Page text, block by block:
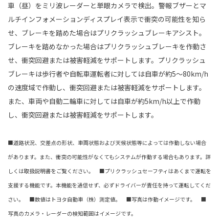
車（昼）をミリ波レーダーと単眼カメラで検出。警報ブザーとマ
ルチインフォメーションディスプレイ表示で衝突の可能性を知ら
せ、ブレーキを踏めた場合はプリクラッシュブレーキアシスト。
ブレーキを踏めなかった場合はプリクラッシュブレーキを作動さ
せ、衝突回避または被害軽減をサポートします。プリクラッシュ
ブレーキは歩行者や自転車運転者に対しては自車が約5〜80km/h
の速度域で作動し、衝突回避または被害軽減をサポートします。
また、車両や自動二輪車に対しては自車が約5km/h以上で作動
し、衝突回避または被害軽減をサポートします。
■道路状況、交差点の形状、車両状態および天候状態等によっては作動しない場合
があります。また、衝突の可能性がなくてもシステムが作動する場合もあります。詳
しくは取扱説明書をご覧ください。 ■プリクラッシュセーフティはあくまで運転を
支援する機能です。本機能を過信せず、必ずドライバーが責任を持って運転してくだ
さい。 ■数値はトヨタ自動車（株）測定値。 ■写真は作動イメージです。 ■
写真のカメラ・レーダーの検知範囲はイメージです。